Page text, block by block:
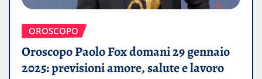
OROSCOPO
Oroscopo Paolo Fox domani 29 gennaio
2025: previsioni amore, salute e lavoro